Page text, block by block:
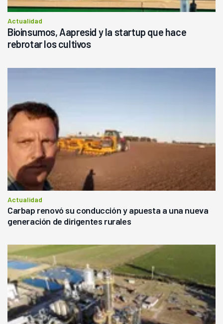
Actualidad
Bioinsumos, Aapresid y la startup que hace
rebrotar los cultivos
Actualidad
Carbap renovó su conducción y apuesta a una nueva
generación de dirigentes rurales